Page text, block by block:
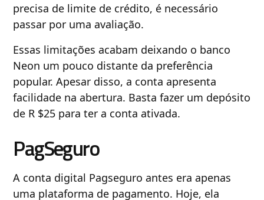
precisa de limite de crédito, é necessário
passar por uma avaliação.
Essas limitações acabam deixando o banco
Neon um pouco distante da preferência
popular. Apesar disso, a conta apresenta
facilidade na abertura. Basta fazer um depósito
de R $25 para ter a conta ativada.
PagSeguro
A conta digital Pagseguro antes era apenas
uma plataforma de pagamento. Hoje, ela